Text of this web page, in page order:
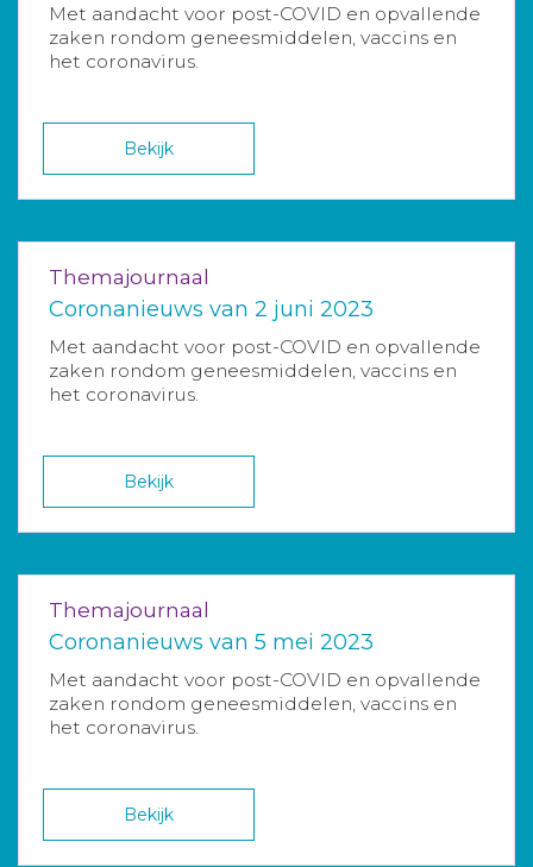
Met aandacht voor post-COVID en opvallende
zaken rondom geneesmiddelen, vaccins en
het coronavirus.
Bekijk
Themajournaal
Coronanieuws van 2 juni 2023
Met aandacht voor post-COVID en opvallende
zaken rondom geneesmiddelen, vaccins en
het coronavirus.
Bekijk
Themajournaal
Coronanieuws van 5 mei 2023
Met aandacht voor post-COVID en opvallende
zaken rondom geneesmiddelen, vaccins en
het coronavirus.
Bekijk